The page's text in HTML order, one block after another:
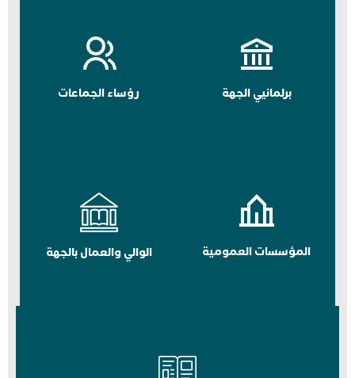
برلمانيي الجهة رؤساء الجماعات
المؤسسات العمومية الوالي والعمال بالجهة